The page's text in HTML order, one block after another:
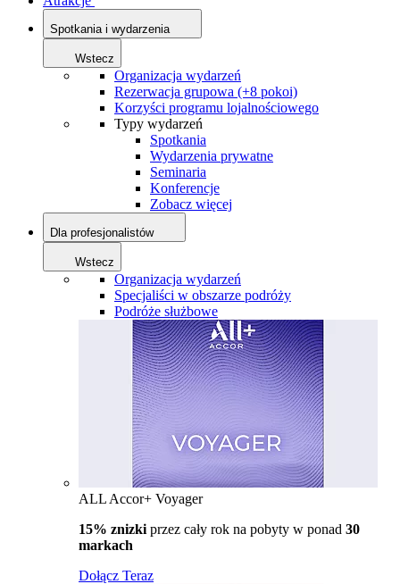
Spotkania i wydarzenia
Wstecz
Organizacja wydarzeń
Rezerwacja grupowa (+8 pokoi)
Korzyści programu lojalnościowego
Typy wydarzeń
Spotkania
Wydarzenia prywatne
Seminaria
Konferencje
Zobacz więcej
Dla profesjonalistów
Wstecz
Organizacja wydarzeń
Specjaliści w obszarze podróży
Podróże służbowe
ALL Accor+ Voyager
15% znizki przez cały rok na pobyty w ponad 30
markach
Dołącz Teraz